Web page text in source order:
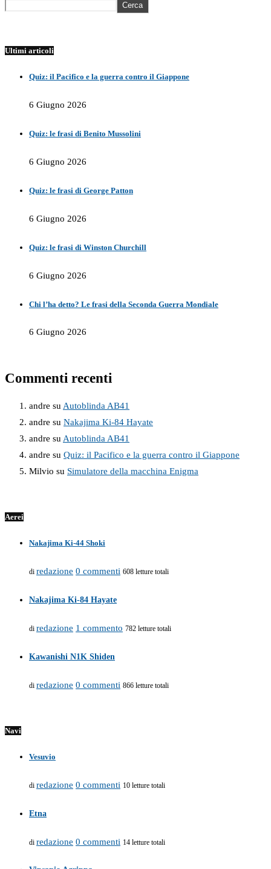
Cerca
Ultimi articoli
Quiz: il Pacifico e la guerra contro il Giappone
6 Giugno 2026
Quiz: le frasi di Benito Mussolini
6 Giugno 2026
Quiz: le frasi di George Patton
6 Giugno 2026
Quiz: le frasi di Winston Churchill
6 Giugno 2026
Chi l’ha detto? Le frasi della Seconda Guerra Mondiale
6 Giugno 2026
Commenti recenti
andre su Autoblinda AB41
andre su Nakajima Ki-84 Hayate
andre su Autoblinda AB41
andre su Quiz: il Pacifico e la guerra contro il Giappone
Milvio su Simulatore della macchina Enigma
Aerei
Nakajima Ki-44 Shoki
di redazione 0 commenti 608 letture totali
Nakajima Ki-84 Hayate
di redazione 1 commento 782 letture totali
Kawanishi N1K Shiden
di redazione 0 commenti 866 letture totali
Navi
Vesuvio
di redazione 0 commenti 10 letture totali
Etna
di redazione 0 commenti 14 letture totali